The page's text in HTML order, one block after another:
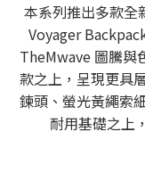
本系列推出多款
Voyager
TheMwave 圖騰與
款之上，呈現更具
鍊頭、螢光黃繩索
耐用基礎之上